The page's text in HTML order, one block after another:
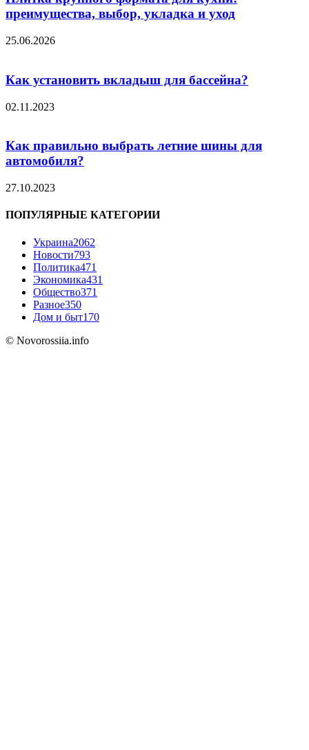
преимущества, выбор, укладка и уход
25.06.2026
Как установить вкладыш для бассейна?
02.11.2023
Как правильно выбрать летние шины для
автомобиля?
27.10.2023
ПОПУЛЯРНЫЕ КАТЕГОРИИ
Украина2062
Новости793
Политика471
Экономика431
Общество371
Разное350
Дом и быт170
© Novorossiia.info